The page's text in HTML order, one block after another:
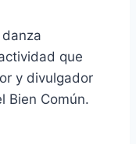
que
y divulgador
Bien Común.